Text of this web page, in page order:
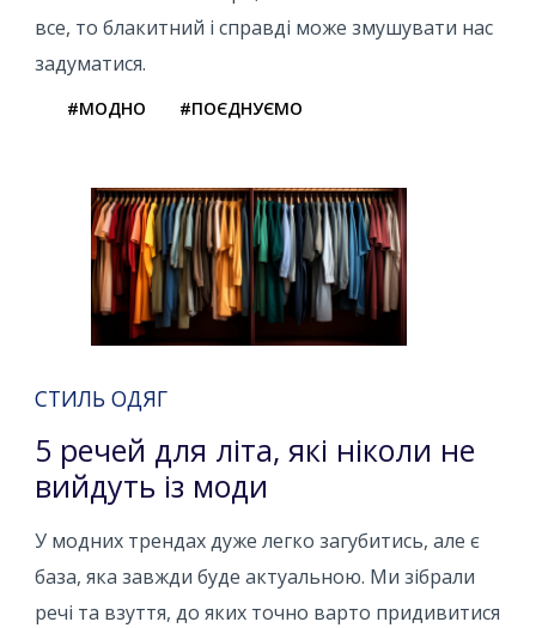
все, то блакитний і справді може змушувати нас
задуматися.
#МОДНО #ПОЄДНУЄМО
СТИЛЬ ОДЯГ
5 речей для літа, які ніколи не
вийдуть із моди
У модних трендах дуже легко загубитись, але є
база, яка завжди буде актуальною. Ми зібрали
речі та взуття, до яких точно варто придивитися